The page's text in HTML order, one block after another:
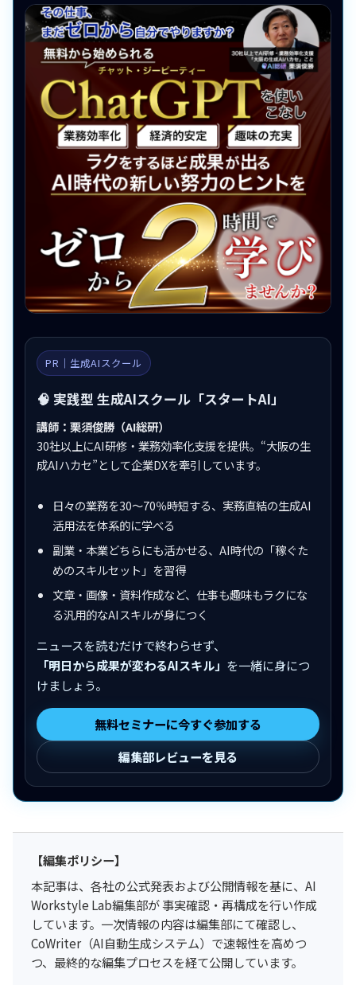
PR｜生成AIスクール
🧠 実践型 生成AIスクール「スタートAI」
講師：栗須俊勝（AI総研）
30社以上にAI研修・業務効率化支援を提供。“大阪の生
成AIハカセ”として企業DXを牽引しています。
日々の業務を30〜70％時短する、実務直結の生成AI
活用法を体系的に学べる
副業・本業どちらにも活かせる、AI時代の「稼ぐた
めのスキルセット」を習得
文章・画像・資料作成など、仕事も趣味もラクにな
る汎用的なAIスキルが身につく
ニュースを読むだけで終わらせず、
「明日から成果が変わるAIスキル」 を一緒に身につ
けましょう。
無料セミナーに今すぐ参加する
編集部レビューを見る
【編集ポリシー】
本記事は、各社の公式発表および公開情報を基に、AI
Workstyle Lab編集部が 事実確認・再構成を行い作成
しています。一次情報の内容は編集部にて確認し、
CoWriter（AI自動生成システム）で速報性を高めつ
つ、最終的な編集プロセスを経て公開しています。